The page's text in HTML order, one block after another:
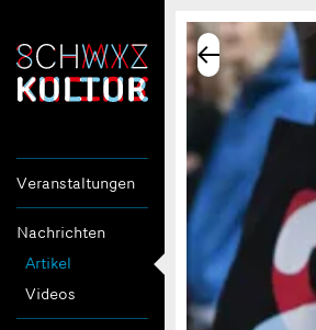
Veranstaltungen
Nachrichten
Artikel
Videos